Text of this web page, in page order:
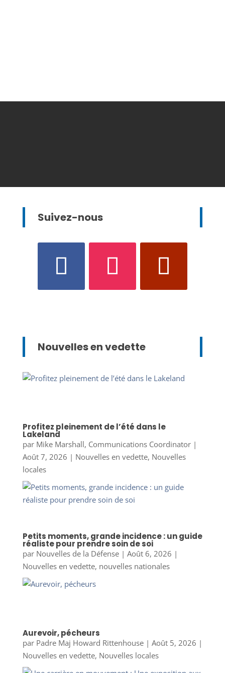
Suivez-nous
Nouvelles en vedette
Profitez pleinement de l’été dans le
Lakeland
par Mike Marshall, Communications Coordinator|
Août 7, 2026 | Nouvelles en vedette, Nouvelles
locales
Petits moments, grande incidence : un guide
réaliste pour prendre soin de soi
par Nouvelles de la Défense| Août 6, 2026 |
Nouvelles en vedette, nouvelles nationales
Aurevoir, pécheurs
par Padre Maj Howard Rittenhouse| Août 5, 2026 |
Nouvelles en vedette, Nouvelles locales